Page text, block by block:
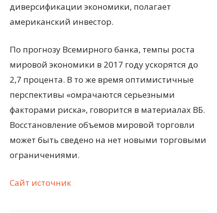
диверсификации экономики, полагает
американский инвестор.
По прогнозу Всемирного банка, темпы роста
мировой экономики в 2017 году ускорятся до
2,7 процента. В то же время оптимистичные
перспективы «омрачаются серьезными
факторами риска», говорится в материалах ВБ.
Восстановление объемов мировой торговли
может быть сведено на нет новыми торговыми
ограничениями.
Сайт источник